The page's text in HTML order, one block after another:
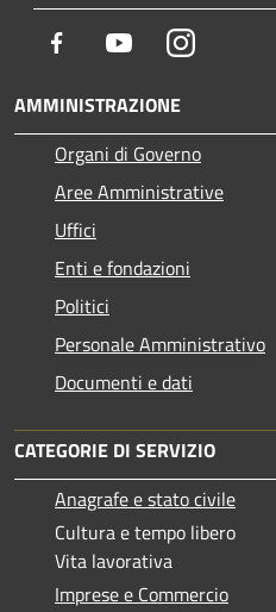
Facebook YoutubeInstagram
AMMINISTRAZIONE
Organi di Governo
Aree Amministrative
Uffici
Enti e fondazioni
Politici
Personale Amministrativo
Documenti e dati
CATEGORIE DI SERVIZIO
Anagrafe e stato civile
Cultura e tempo libero
Vita lavorativa
Imprese e Commercio